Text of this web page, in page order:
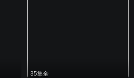
35集全